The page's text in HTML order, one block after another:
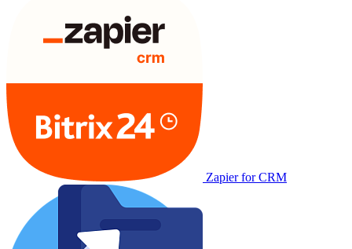
Zapier for CRM